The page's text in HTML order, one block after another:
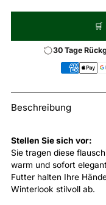
30 Tage
in
legen
Beschreibung
Stellen Sie sich vor:
Sie tragen diese
warm und sofort
Futter halten Ihre
Winterlook stilvoll ab.